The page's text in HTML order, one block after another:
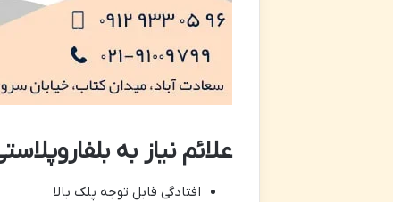
علائم نیاز به
افتادگی قابل توجه پلک بالا